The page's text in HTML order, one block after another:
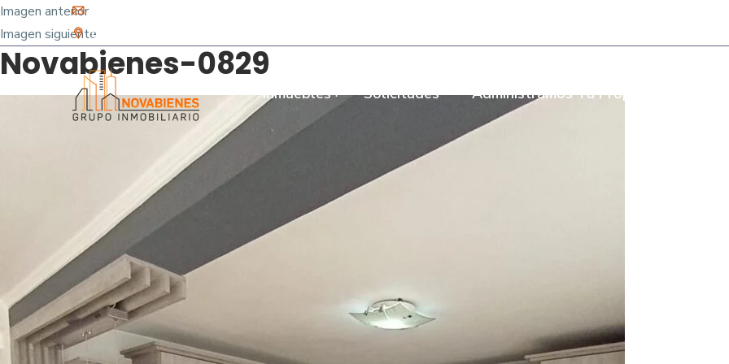
info@novabienes.com
Calle 68 Sur No. 43 C 35 - Sabaneta, Antioquia - Torre Bombay Local 110
Inmuebles Solicitudes Administramos Tu Propiedad
Imagen anterior
Imagen siguiente
Novabienes-0829